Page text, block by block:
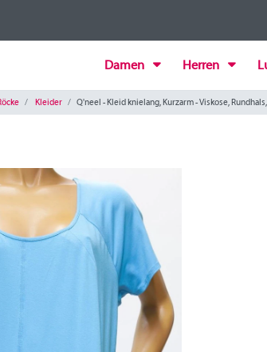
Damen Herren
Kleider Q'neel - Kleid knielang, Kurzarm - Viskose,